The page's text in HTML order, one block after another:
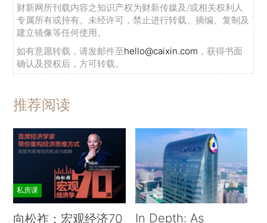
财新网所刊载内容之知识产权为财新传媒及/或相关权利人
专属所有或持有。未经许可，禁止进行转载、摘编、复制及
建立镜像等任何使用。
如有意愿转载，请发邮件至hello@caixin.com ，获得书面
确认及授权后，方可转载。
推荐阅读
私房课
向松祚：宏观经济70
In Depth: As